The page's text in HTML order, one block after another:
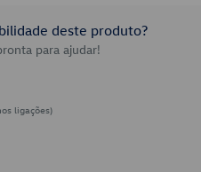
deste produto?
para ajudar!
ligações)